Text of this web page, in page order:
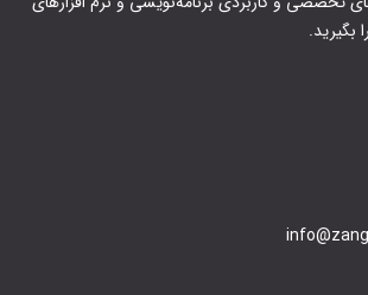
بگیرید.